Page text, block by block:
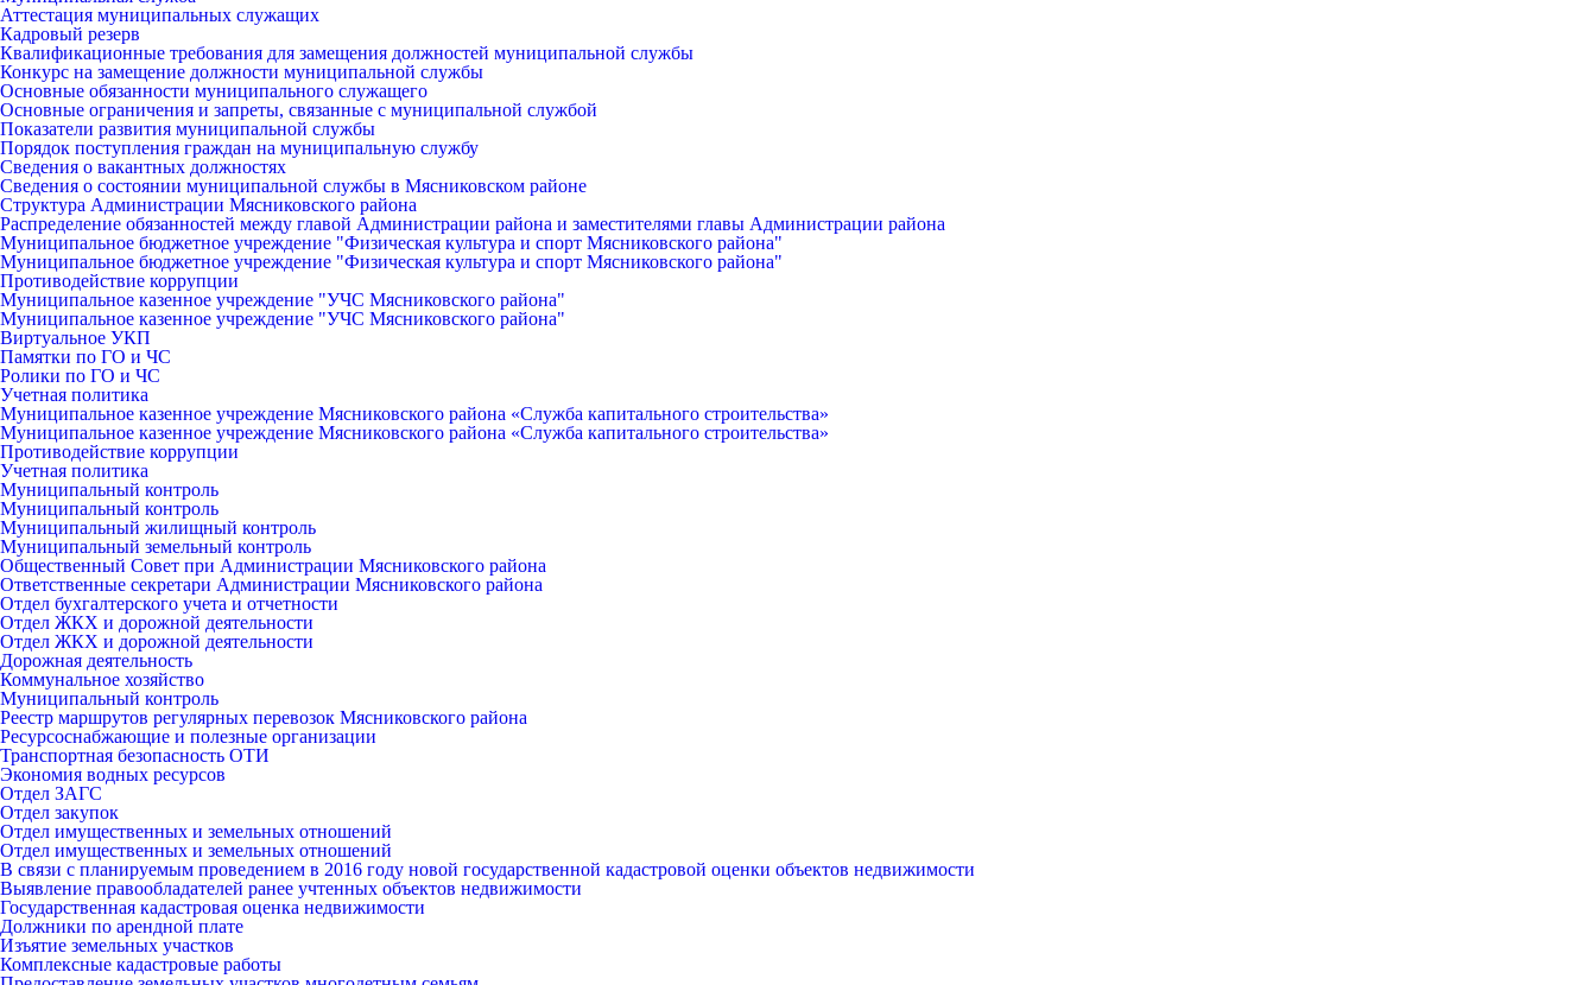
Аттестация муниципальных служащих
Кадровый резерв
Квалификационные требования для замещения должностей муниципальной службы
Конкурс на замещение должности муниципальной службы
Основные обязанности муниципального служащего
Основные ограничения и запреты, связанные с муниципальной службой
Показатели развития муниципальной службы
Порядок поступления граждан на муниципальную службу
Сведения о вакантных должностях
Сведения о состоянии муниципальной службы в Мясниковском районе
Структура Администрации Мясниковского района
Распределение обязанностей между главой Администрации района и заместителями главы Администрации района
Муниципальное бюджетное учреждение "Физическая культура и спорт Мясниковского района"
Муниципальное бюджетное учреждение "Физическая культура и спорт Мясниковского района"
Противодействие коррупции
Муниципальное казенное учреждение "УЧС Мясниковского района"
Муниципальное казенное учреждение "УЧС Мясниковского района"
Виртуальное УКП
Памятки по ГО и ЧС
Ролики по ГО и ЧС
Учетная политика
Муниципальное казенное учреждение Мясниковского района «Служба капитального строительства»
Муниципальное казенное учреждение Мясниковского района «Служба капитального строительства»
Противодействие коррупции
Учетная политика
Муниципальный контроль
Муниципальный контроль
Муниципальный жилищный контроль
Муниципальный земельный контроль
Общественный Совет при Администрации Мясниковского района
Ответственные секретари Администрации Мясниковского района
Отдел бухгалтерского учета и отчетности
Отдел ЖКХ и дорожной деятельности
Отдел ЖКХ и дорожной деятельности
Дорожная деятельность
Коммунальное хозяйство
Муниципальный контроль
Реестр маршрутов регулярных перевозок Мясниковского района
Ресурсоснабжающие и полезные организации
Транспортная безопасность ОТИ
Экономия водных ресурсов
Отдел ЗАГС
Отдел закупок
Отдел имущественных и земельных отношений
Отдел имущественных и земельных отношений
В связи с планируемым проведением в 2016 году новой государственной кадастровой оценки объектов недвижимости
Выявление правообладателей ранее учтенных объектов недвижимости
Государственная кадастровая оценка недвижимости
Должники по арендной плате
Изъятие земельных участков
Комплексные кадастровые работы